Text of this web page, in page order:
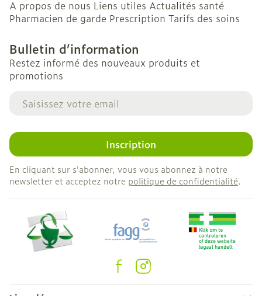
A propos de nous Liens utiles Actualités santé
Pharmacien de garde Prescription Tarifs des soins
Bulletin d’information
Restez informé des nouveaux produits et
promotions
Adresse mail
Inscription
En cliquant sur s'abonner, vous vous abonnez à notre
newsletter et acceptez notre politique de confidentialité.